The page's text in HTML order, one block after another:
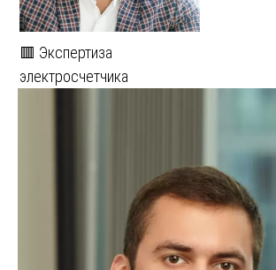
🟥 Экспертиза
электросчетчика